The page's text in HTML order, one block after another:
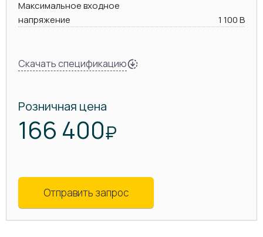
Максимальное входное
напряжение
1 100 В
Скачать спецификацию
Розничная цена
166 400₽
Отправить запрос